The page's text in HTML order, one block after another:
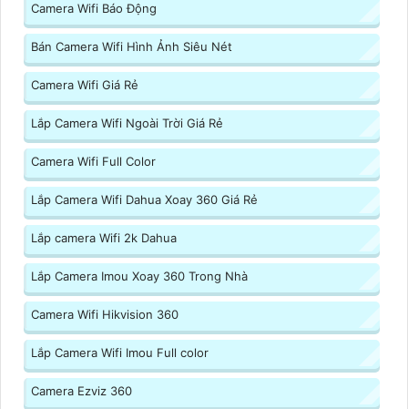
Camera Wifi Báo Động
Bán Camera Wifi Hình Ảnh Siêu Nét
Camera Wifi Giá Rẻ
Lắp Camera Wifi Ngoài Trời Giá Rẻ
Camera Wifi Full Color
Lắp Camera Wifi Dahua Xoay 360 Giá Rẻ
Lắp camera Wifi 2k Dahua
Lắp Camera Imou Xoay 360 Trong Nhà
Camera Wifi Hikvision 360
Lắp Camera Wifi Imou Full color
Camera Ezviz 360